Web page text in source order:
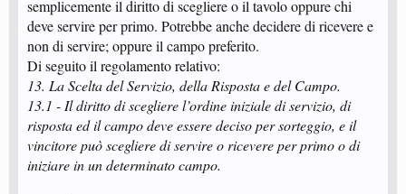
semplicemente il diritto di scegliere o il tavolo oppure chi
deve servire per primo. Potrebbe anche decidere di ricevere e
non di servire; oppure il campo preferito.
Di seguito il regolamento relativo:
13. La Scelta del Servizio, della Risposta e del Campo.
13.1 - Il diritto di scegliere l’ordine iniziale di servizio, di
risposta ed il campo deve essere deciso per sorteggio, e il
vincitore può scegliere di servire o ricevere per primo o di
iniziare in un determinato campo.